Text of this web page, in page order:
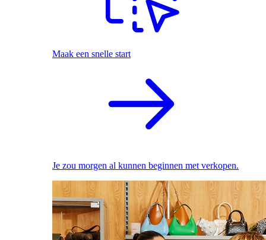
Maak een snelle start
Je zou morgen al kunnen beginnen met verkopen.